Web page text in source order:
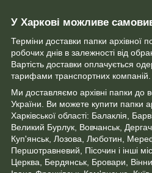
У Харкові можливе
Терміни доставки папки архівної
робочих днів в залежності від
Вартість доставки оплачується
тарифами транспортних компаній.
Ми доставляємо архівні папки до
України. Ви можете купити папки
Харківської області: Балаклія,
Великий Бурлук, Вовчанськ,
Куп'янськ, Лозова, Люботин,
Першотравневий, Пісочин і інші
Церква, Бердянськ, Бровари,